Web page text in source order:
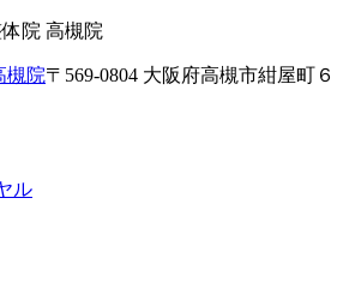
院 高槻院
〒569-0804 大阪府高槻市紺屋町６